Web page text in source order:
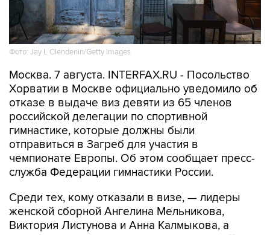
Фото: Jay L Clendenin/Getty Images
Москва. 7 августа. INTERFAX.RU - Посольство
отказе в выдаче виз девяти из 65 членов
российской делегации по спортивной
гимнастике, которые должны были
отправиться в Загреб для участия в
чемпионате Европы. Об этом сообщает пресс-
служба Федерации гимнастики России.
Среди тех, кому отказали в визе, — лидеры
Виктория Листунова и Анна Калмыкова, а
также спортсмены и специалисты мужской
команды.